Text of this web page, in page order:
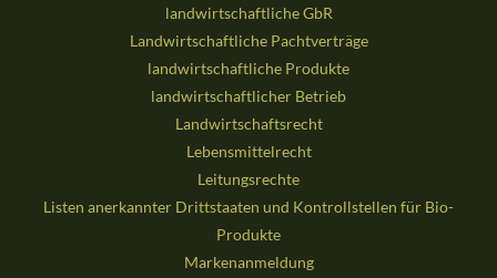
landwirtschaftliche GbR
Landwirtschaftliche Pachtverträge
landwirtschaftliche Produkte
landwirtschaftlicher Betrieb
Landwirtschaftsrecht
Lebensmittelrecht
Leitungsrechte
Listen anerkannter Drittstaaten und Kontrollstellen für Bio-
Produkte
Markenanmeldung